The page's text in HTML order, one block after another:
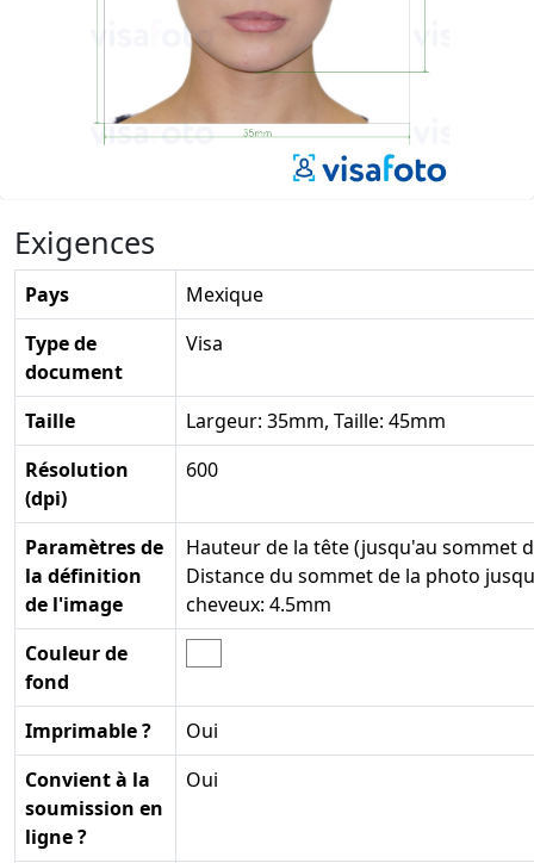
Exigences
Pays
Mexique
Type de
document
Visa
Taille
Largeur: 35mm, Taille: 45mm
Résolution
(dpi)
600
Paramètres de
la définition
de l'image
Hauteur de la tête (jusqu'au sommet
Distance du sommet de la photo
cheveux: 4.5mm
Couleur de
fond
Imprimable ?
Oui
Convient à la
soumission en
ligne ?
Oui